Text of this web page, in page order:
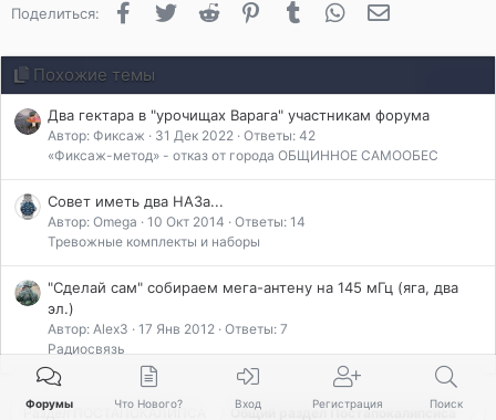
Поделиться: FacebookTwitter Reddit PinterestTumblr WhatsApp
Похожие темы
Два гектара в "урочищах Варага" участникам форума
Автор: Фиксаж 31 Дек 2022 Ответы: 42
«Фиксаж-метод» - отказ от города ОБЩИННОЕ САМООБЕС
Совет иметь два НАЗа...
Автор: Omega 10 Окт 2014
Ответы: 14
Тревожные комплекты и наборы
"Сделай сам" собираем мега-антену на 145 мГц (яга, два
эл.)
Автор: Alex3 17 Янв 2012
Ответы: 7
Радиосвязь
Раздел ПОСТАПОКАЛИПСА Общий раздел Постапокалипсиса
Форумы Что Нового? Вход Регистрация Поиск